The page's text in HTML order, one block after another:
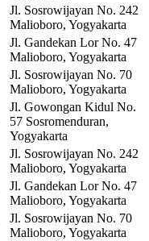
Jl. Sosrowijayan No. 242
Malioboro, Yogyakarta
Jl. Gandekan Lor No. 47
Malioboro, Yogyakarta
Jl. Sosrowijayan No. 70
Malioboro, Yogyakarta
Jl. Gowongan Kidul No.
57 Sosromenduran,
Yogyakarta
Jl. Sosrowijayan No. 242
Malioboro, Yogyakarta
Jl. Gandekan Lor No. 47
Malioboro, Yogyakarta
Jl. Sosrowijayan No. 70
Malioboro, Yogyakarta